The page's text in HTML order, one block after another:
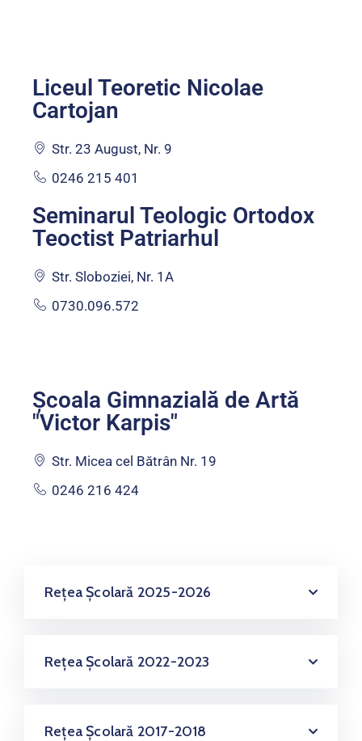
Liceul Teoretic Nicolae
Cartojan
Str. 23 August, Nr. 9
0246 215 401
Seminarul Teologic Ortodox
Teoctist Patriarhul
Str. Sloboziei, Nr. 1A
0730.096.572
Școala Gimnazială de Artă
"Victor Karpis"
Str. Micea cel Bătrân Nr. 19
0246 216 424
Rețea Școlară 2025-2026
Rețea Școlară 2022-2023
Rețea Școlară 2017-2018